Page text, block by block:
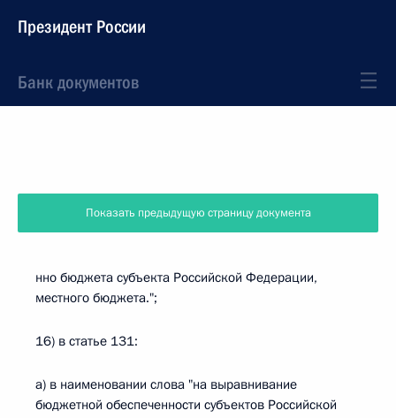
Президент России
Банк документов
Показать предыдущую страницу документа
нно бюджета субъекта Российской Федерации,
местного бюджета.";
16) в статье 131:
а) в наименовании слова "на выравнивание
бюджетной обеспеченности субъектов Российской